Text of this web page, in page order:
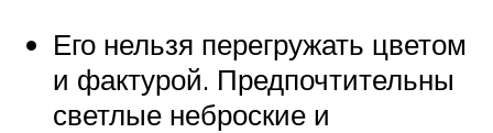
Его нельзя перегружать цветом
и фактурой. Предпочтительны
светлые неброские и